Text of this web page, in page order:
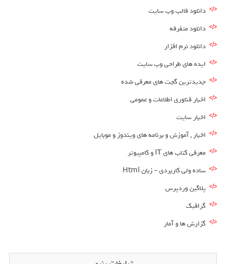
دانلود قالب وب سایت
دانلود متفرقه
دانلود نرم افزار
ایده های طراحی وب سایت
جدیدترین گجت های معرفی شده
اخبار فناوری اطلاعات و عمومی
اخبار سایت
اخبار , آموزش و برنامه های ویندوز و موبایل
معرفی کتاب های IT و کامپیوتر
ساده ولی کاربردی – زبان Html
پلاگین وردپرس
گرافیک
گزارش ها و آمار